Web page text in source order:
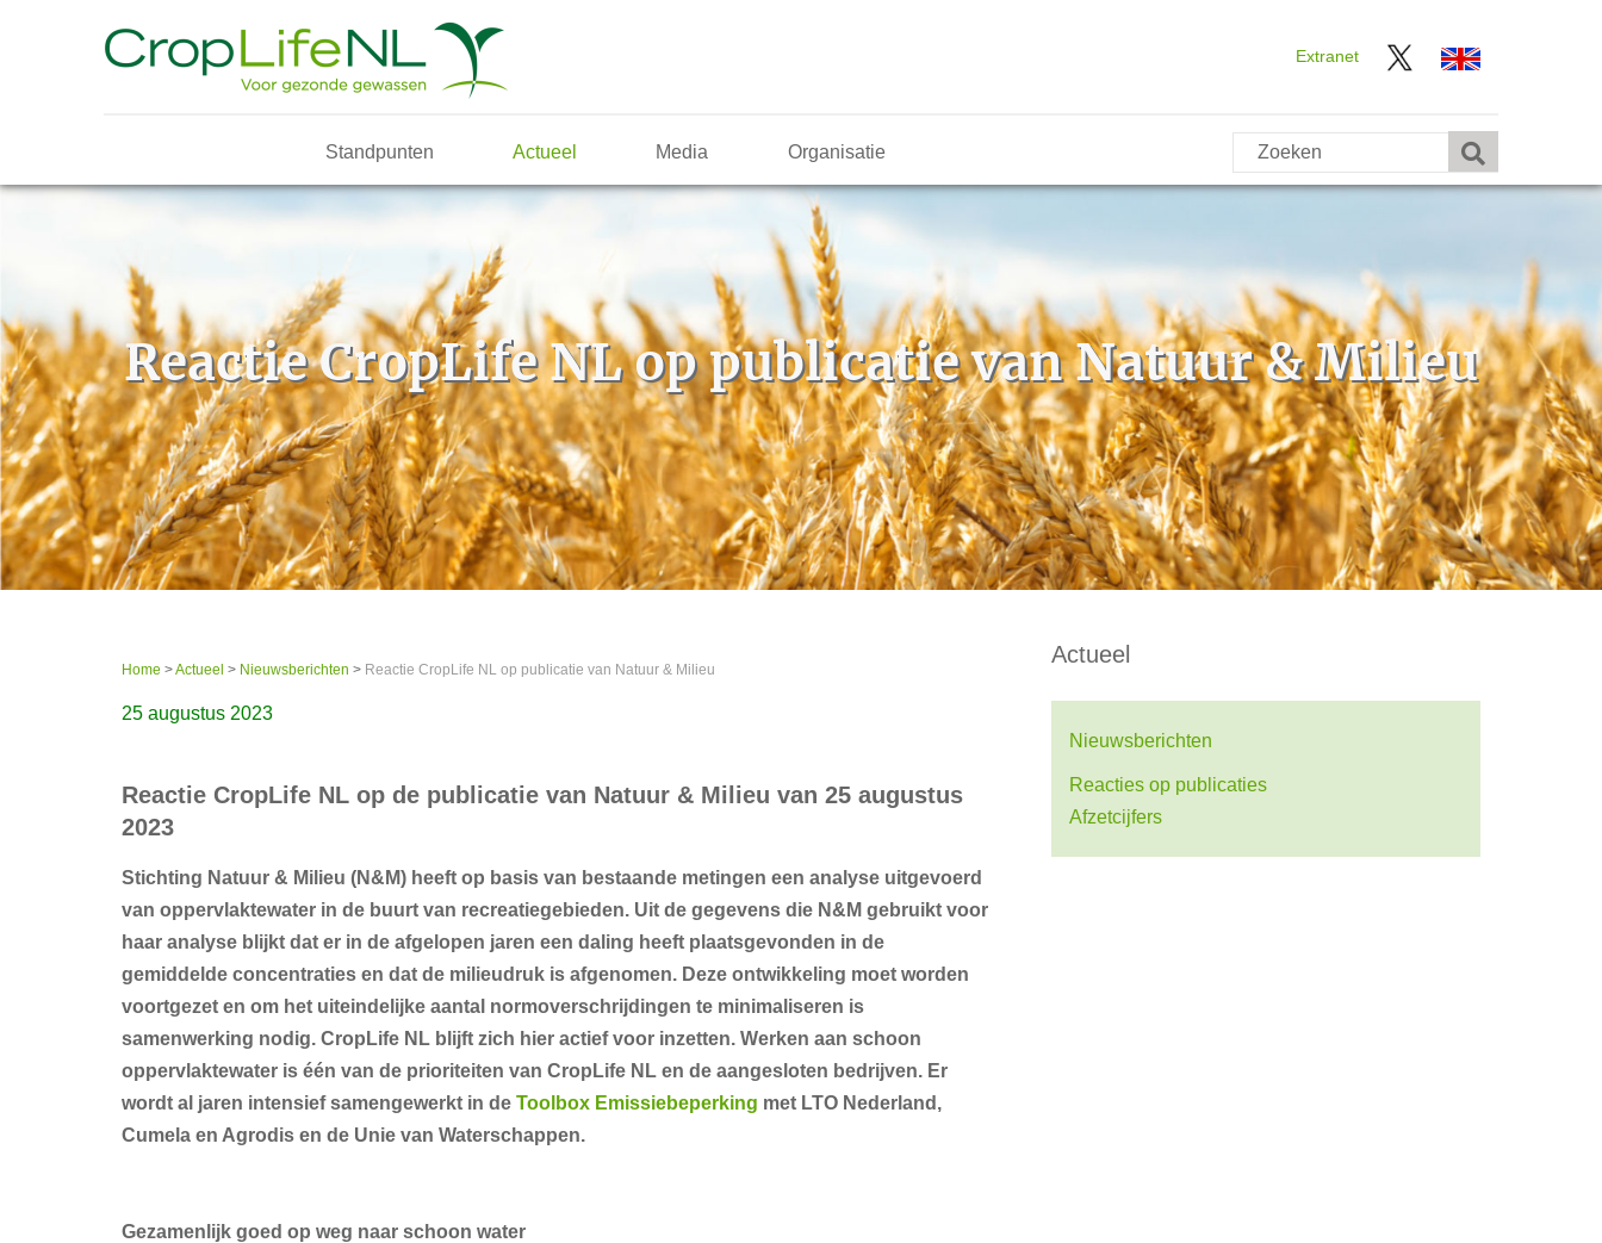
Extranet
Standpunten Actueel Media Organisatie
Reactie CropLife NL op publicatie van Natuur & Milieu
Home >Actueel > Nieuwsberichten > Reactie CropLife NL op publicatie van Natuur & Milieu
25 augustus 2023
Reactie CropLife NL op de publicatie van Natuur & Milieu van 25 augustus
2023
Stichting Natuur & Milieu (N&M) heeft op basis van bestaande metingen een analyse uitgevoerd
van oppervlaktewater in de buurt van recreatiegebieden. Uit de gegevens die N&M gebruikt voor
haar analyse blijkt dat er in de afgelopen jaren een daling heeft plaatsgevonden in de
gemiddelde concentraties en dat de milieudruk is afgenomen. Deze ontwikkeling moet worden
voortgezet en om het uiteindelijke aantal normoverschrijdingen te minimaliseren is
samenwerking nodig. CropLife NL blijft zich hier actief voor inzetten. Werken aan schoon
oppervlaktewater is één van de prioriteiten van CropLife NL en de aangesloten bedrijven. Er
wordt al jaren intensief samengewerkt in de Toolbox Emissiebeperking met LTO Nederland,
Cumela en Agrodis en de Unie van Waterschappen.
Gezamenlijk goed op weg naar schoon water
Actueel
Nieuwsberichten
Reacties op publicaties
Afzetcijfers